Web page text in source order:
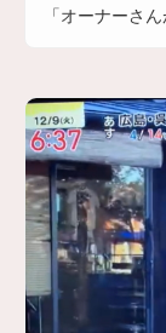
「オーナーさ